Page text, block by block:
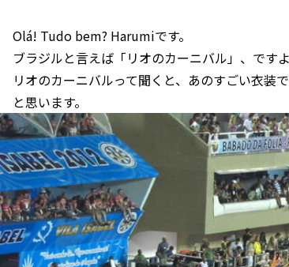
Olá! Tudo bem? Harumiです。
ブラジルと言えば「リオのカーニバル」、ですよ
リオのカーニバルって聞くと、あのすごい衣装
と思います。